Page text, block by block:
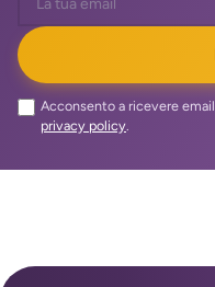
Acconsento a ricevere
privacy policy.